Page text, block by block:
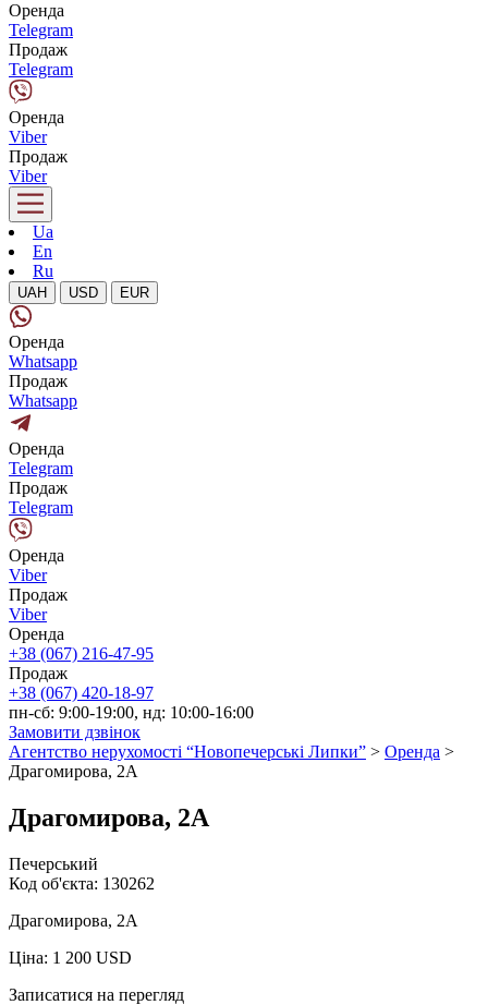
Оренда
Telegram
Продаж
Telegram
Оренда
Viber
Продаж
Viber
Ua
En
Ru
UAH USD EUR
Оренда
Whatsapp
Продаж
Whatsapp
Оренда
Telegram
Продаж
Telegram
Оренда
Viber
Продаж
Viber
Оренда
+38 (067) 216-47-95
Продаж
+38 (067) 420-18-97
пн-сб: 9:00-19:00, нд: 10:00-16:00
Замовити дзвінок
Агентство нерухомості “Новопечерські Липки” > Оренда >
Драгомирова, 2А
Драгомирова, 2А
Печерський
Код об'єкта: 130262
Драгомирова, 2А
Ціна: 1 200 USD
Записатися на перегляд